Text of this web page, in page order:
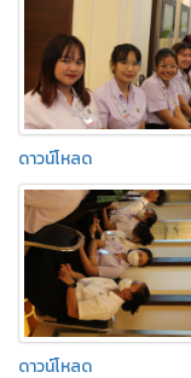
ดาวน์โหลด
ดาวน์โหลด